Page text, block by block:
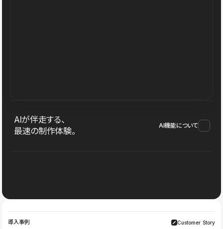
AIが伴走する、
最速の制作体験。
AI機能について
導入事例 Customer Story